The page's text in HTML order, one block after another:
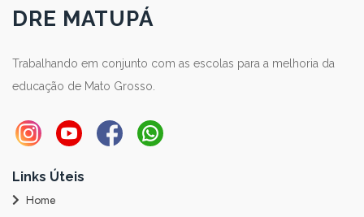
DRE MATUPÁ
Trabalhando em conjunto com as escolas para a melhoria da
educação de Mato Grosso.
Links Úteis
Home